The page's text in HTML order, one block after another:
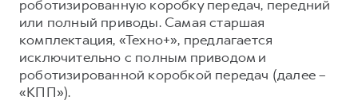
роботизированную коробку передач, передний
или полный приводы. Самая старшая
комплектация, «Техно+», предлагается
исключительно с полным приводом и
роботизированной коробкой передач (далее –
«КПП»).